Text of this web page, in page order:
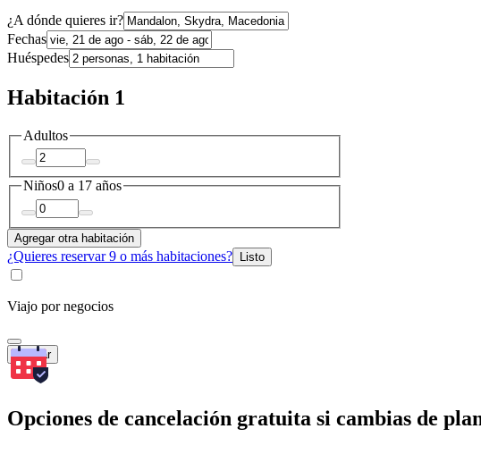
¿A dónde quieres ir?
Fechas
Huéspedes
Habitación 1
Adultos
Niños0 a 17 años
Agregar otra habitación
¿Quieres reservar 9 o más habitaciones? Listo
Viajo por negocios
Buscar
Opciones de cancelación gratuita si cambias de